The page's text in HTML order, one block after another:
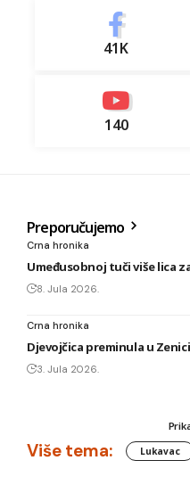
41K
140
Preporučujemo
Crna hronika
Umeđusobnoj tuči više lica
8. Jula 2026.
Crna hronika
Djevojčica preminula u
3. Jula 2026.
Više tema: Lukavac